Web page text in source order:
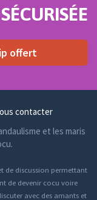
offert
contacter
et les maris
de discussion permettant
de devenir cocu voire
avec des amants et